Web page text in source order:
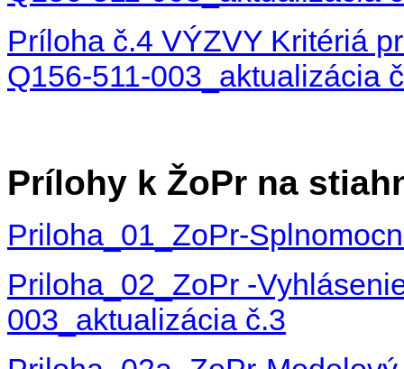
Príloha č.4 VÝZVY Kritériá
Q156-511-003_aktualizácia
Prílohy k ŽoPr na
Priloha_01_ZoPr-
Priloha_02_ZoPr -
003_aktualizácia č.3